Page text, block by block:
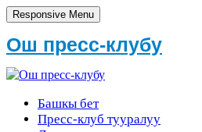
Responsive Menu
Ош пресс-клубу
Башкы бет
Пресс-клуб тууралуу